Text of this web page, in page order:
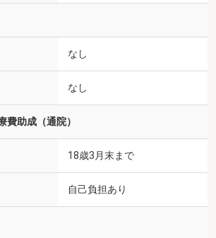
なし
なし
費助成（通院）
18歳3月末まで
自己負担あり